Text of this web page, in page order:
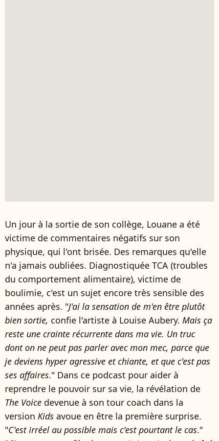
Un jour à la sortie de son collège, Louane a été
victime de commentaires négatifs sur son
physique, qui l'ont brisée. Des remarques qu'elle
n'a jamais oubliées. Diagnostiquée TCA (troubles
du comportement alimentaire), victime de
boulimie, c'est un sujet encore très sensible des
années après. "J'ai la sensation de m'en être plutôt
bien sortie, confie l'artiste à Louise Aubery. Mais ça
reste une crainte récurrente dans ma vie. Un truc
dont on ne peut pas parler avec mon mec, parce que
je deviens hyper agressive et chiante, et que c'est pas
ses affaires." Dans ce podcast pour aider à
reprendre le pouvoir sur sa vie, la révélation de
The Voice devenue à son tour coach dans la
version Kids avoue en être la première surprise.
"C'est irréel au possible mais c'est pourtant le cas."